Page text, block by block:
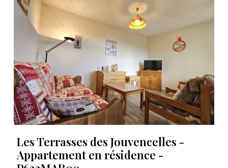
Les Terrasses des Jouvencelles -
Appartement en résidence -